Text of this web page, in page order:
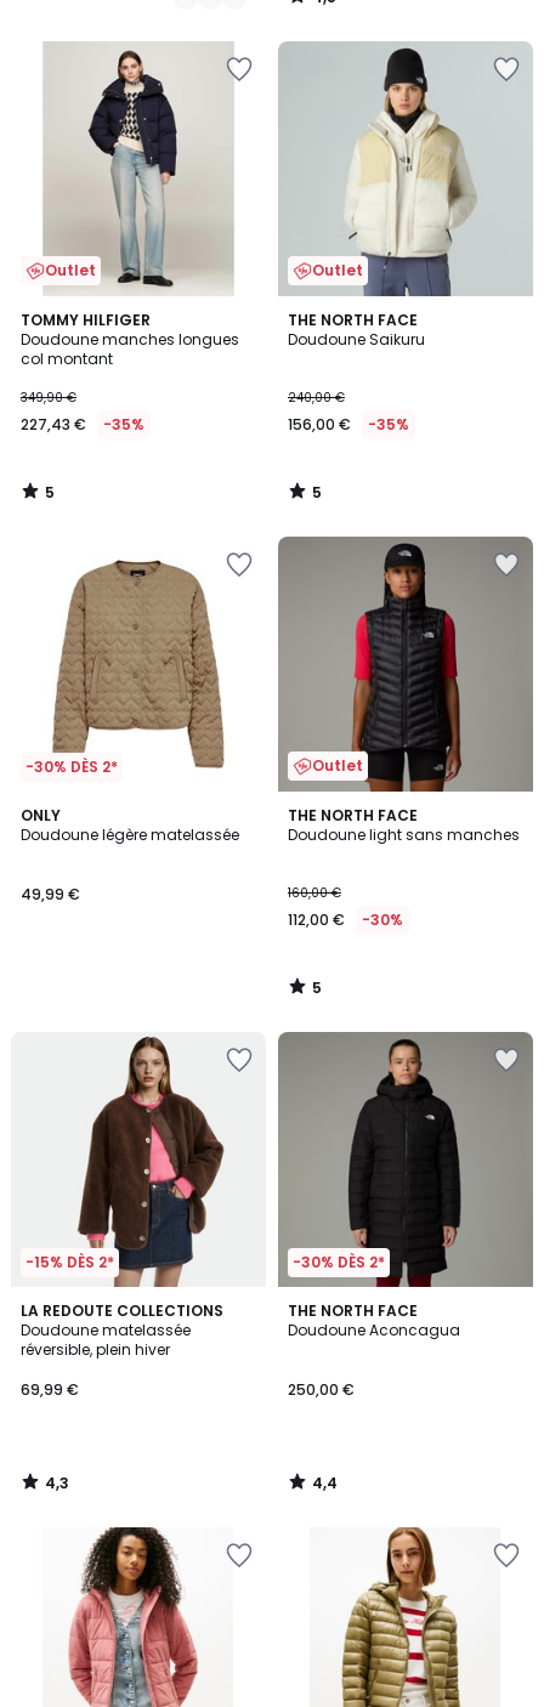
/
Outlet
TOMMY HILFIGER
Doudoune manches longues
col montant
349,90 €
227,43 € -35%
5
/
5
5
/
Outlet
THE NORTH FACE
Doudoune Saikuru
240,00 €
156,00 € -35%
5
/
5
/
-30% DÈS 2*
ONLY
Doudoune légère matelassée
49,99 €
Outlet
THE NORTH FACE
Doudoune light sans manches
160,00 €
112,00 € -30%
5
/
5
/
-15% DÈS 2*
LA REDOUTE COLLECTIONS
Doudoune matelassée
réversible, plein hiver
69,99 €
4,3
/ 5
4,3
/
-30% DÈS 2*
THE NORTH FACE
Doudoune Aconcagua
250,00 €
4,4
/ 5
4,4
/